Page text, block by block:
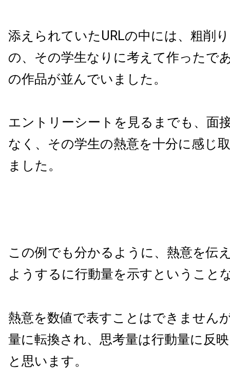
添えられていたURLの中には、粗削
の、その学生なりに考えて作ったで
の作品が並んでいました。
エントリーシートを見るまでも、面
なく、その学生の熱意を十分に感じ
ました。
この例でも分かるように、熱意を伝
ようするに行動量を示すということ
熱意を数値で表すことはできません
量に転換され、思考量は行動量に反
と思います。